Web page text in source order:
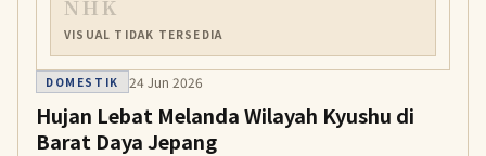
NHK
VISUAL TIDAK TERSEDIA
DOMESTIK 24 Jun 2026
Hujan Lebat Melanda Wilayah Kyushu di
Barat Daya Jepang